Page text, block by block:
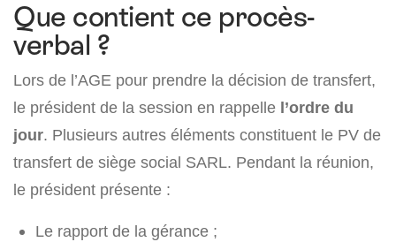
Que contient ce procès-
verbal ?
Lors de l’AGE pour prendre la décision de transfert,
le président de la session en rappelle l’ordre du
jour. Plusieurs autres éléments constituent le PV de
transfert de siège social SARL. Pendant la réunion,
le président présente :
Le rapport de la gérance ;